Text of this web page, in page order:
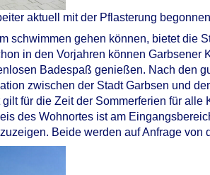
aktuell mit der Pflasterung
schwimmen gehen können, bietet die
in den Vorjahren können Garbsener
Badespaß genießen. Nach den
zwischen der Stadt Garbsen und
für die Zeit der Sommerferien für
des Wohnortes ist am
Beide werden auf Anfrage von